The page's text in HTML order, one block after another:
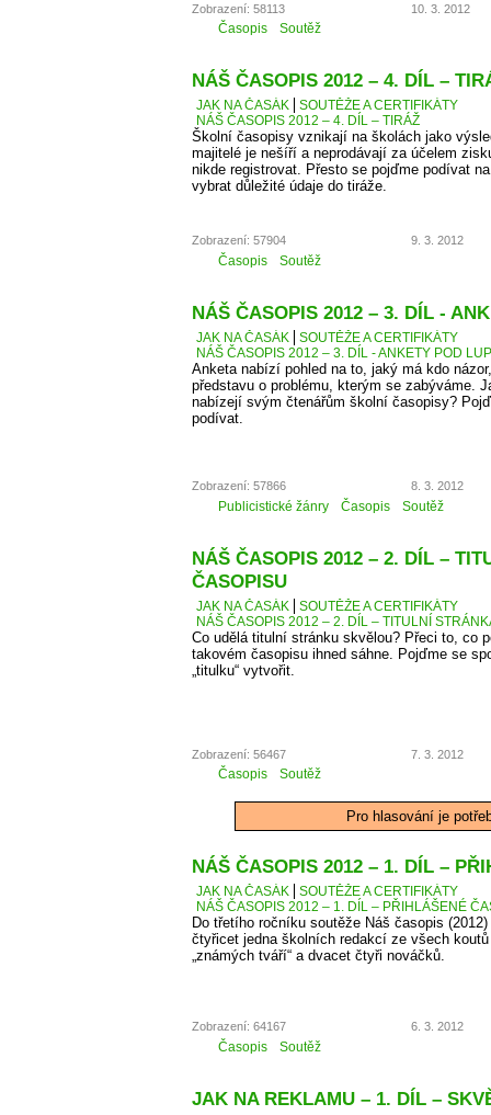
Zobrazení: 58113 10. 3. 2012
Časopis Soutěž
NÁŠ ČASOPIS 2012 – 4. DÍL –
JAK NA ČASÁK
SOUTĚŽE A CERTIFIKÁTY
NÁŠ ČASOPIS 2012 – 4. DÍL – TIRÁŽ
Školní časopisy vznikají na školách jako
majitelé je nešíří a neprodávají za účelem
nikde registrovat. Přesto se pojďme podívat
vybrat důležité údaje do tiráže.
Zobrazení: 57904 9. 3. 2012
Časopis Soutěž
NÁŠ ČASOPIS 2012 – 3. DÍL -
JAK NA ČASÁK
SOUTĚŽE A CERTIFIKÁTY
NÁŠ ČASOPIS 2012 – 3. DÍL - ANKETY POD
Anketa nabízí pohled na to, jaký má kdo
představu o problému, kterým se zabýváme.
nabízejí svým čtenářům školní časopisy?
podívat.
Zobrazení: 57866 8. 3. 2012
Publicistické žánry Časopis Soutěž
NÁŠ ČASOPIS 2012 – 2. DÍL –
ČASOPISU
JAK NA ČASÁK
SOUTĚŽE A CERTIFIKÁTY
NÁŠ ČASOPIS 2012 – 2. DÍL – TITULNÍ
Co udělá titulní stránku skvělou? Přeci to, co
takovém časopisu ihned sáhne. Pojďme se
„titulku“ vytvořit.
Zobrazení: 56467 7. 3. 2012
Časopis Soutěž
Pro hlasování je
NÁŠ ČASOPIS 2012 – 1. DÍL –
JAK NA ČASÁK
SOUTĚŽE A CERTIFIKÁTY
NÁŠ ČASOPIS 2012 – 1. DÍL – PŘIHLÁŠENÉ
Do třetího ročníku soutěže Náš časopis
čtyřicet jedna školních redakcí ze všech
„známých tváří“ a dvacet čtyři nováčků.
Zobrazení: 64167 6. 3. 2012
Časopis Soutěž
JAK NA REKLAMU – 1. DÍL –